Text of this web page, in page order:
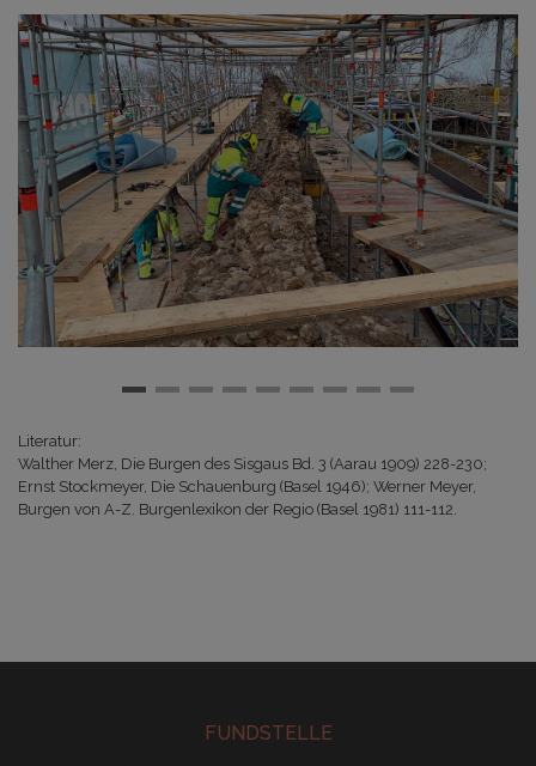
Literatur:
Walther Merz, Die Burgen des Sisgaus Bd. 3 (Aarau 1909) 228-230;
Ernst Stockmeyer, Die Schauenburg (Basel 1946); Werner Meyer,
Burgen von A-Z. Burgenlexikon der Regio (Basel 1981) 111-112.
FUNDSTELLE